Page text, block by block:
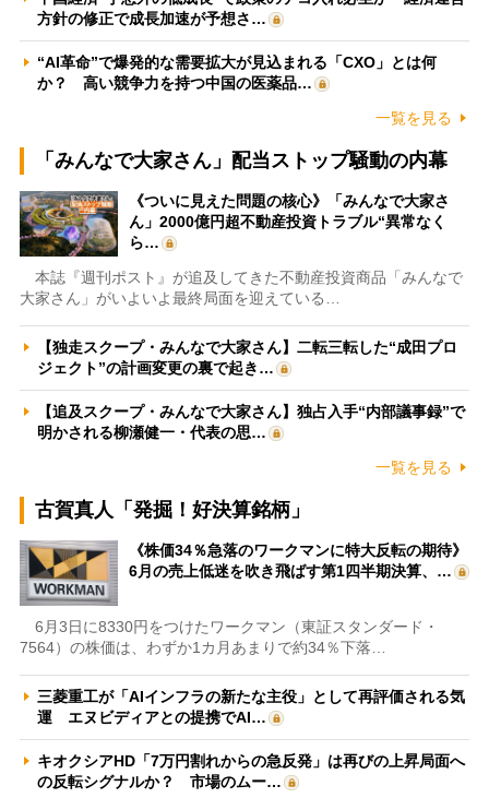
方針の修正で成長加速が予想さ…
“AI革命”で爆発的な需要拡大が見込まれる「CXO」とは何
か？ 高い競争力を持つ中国の医薬品…
一覧を見る
「みんなで大家さん」配当ストップ騒動の内幕
《ついに見えた問題の核心》「みんなで大家さ
ん」2000億円超不動産投資トラブル“異常なく
ら…
本誌『週刊ポスト』が追及してきた不動産投資商品「みんなで
大家さん」がいよいよ最終局面を迎えている…
【独走スクープ・みんなで大家さん】二転三転した“成田プロ
ジェクト”の計画変更の裏で起き…
【追及スクープ・みんなで大家さん】独占入手“内部議事録”で
明かされる柳瀬健一・代表の思…
一覧を見る
古賀真人「発掘！好決算銘柄」
《株価34％急落のワークマンに特大反転の期待》
6月の売上低迷を吹き飛ばす第1四半期決算、…
6月3日に8330円をつけたワークマン（東証スタンダード・
7564）の株価は、わずか1カ月あまりで約34％下落…
三菱重工が「AIインフラの新たな主役」として再評価される気
運 エヌビディアとの提携でAI…
キオクシアHD「7万円割れからの急反発」は再びの上昇局面へ
の反転シグナルか？ 市場のムー…